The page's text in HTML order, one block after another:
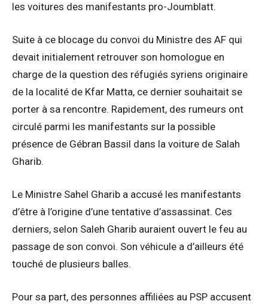
les voitures des manifestants pro-Joumblatt.
Suite à ce blocage du convoi du Ministre des AF qui
devait initialement retrouver son homologue en
charge de la question des réfugiés syriens originaire
de la localité de Kfar Matta, ce dernier souhaitait se
porter à sa rencontre. Rapidement, des rumeurs ont
circulé parmi les manifestants sur la possible
présence de Gébran Bassil dans la voiture de Salah
Gharib.
Le Ministre Sahel Gharib a accusé les manifestants
d’être à l’origine d’une tentative d’assassinat. Ces
derniers, selon Saleh Gharib auraient ouvert le feu au
passage de son convoi. Son véhicule a d’ailleurs été
touché de plusieurs balles.
Pour sa part, des personnes affiliées au PSP accusent